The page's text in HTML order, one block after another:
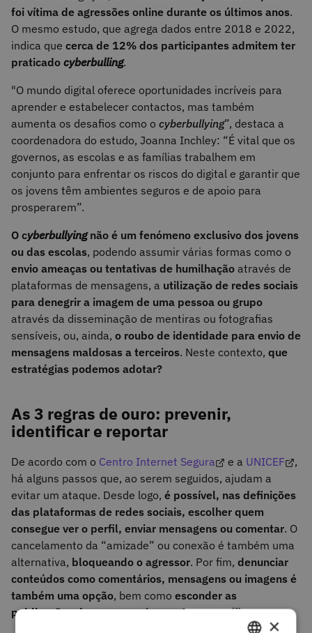
foi vítima de agressões online durante os últimos anos.
O mesmo estudo, que agrega dados entre 2018 e 2022,
indica que cerca de 12% dos participantes admitem ter
praticado cyberbulling.
"O mundo digital oferece oportunidades incríveis para
aprender e estabelecer contactos, mas também
aumenta os desafios como o cyberbullying”, destaca a
coordenadora do estudo, Joanna Inchley: “É vital que os
governos, as escolas e as famílias trabalhem em
conjunto para enfrentar os riscos do digital e garantir que
os jovens têm ambientes seguros e de apoio para
prosperarem”.
O cyberbullyingnão é um fenómeno exclusivo dos jovens
ou das escolas, podendo assumir várias formas como o
envio ameaças ou tentativas de humilhação através de
plataformas de mensagens, a utilização de redes sociais
para denegrir a imagem de uma pessoa ou grupo
através da disseminação de mentiras ou fotografias
sensíveis, ou, ainda, o roubo de identidade para envio de
mensagens maldosas a terceiros. Neste contexto, que
estratégias podemos adotar?
As 3 regras de ouro: prevenir,
identificar e reportar
De acordo com o Centro Internet Segura e a UNICEF
,
há alguns passos que, ao serem seguidos, ajudam a
evitar um ataque. Desde logo, é possível, nas definições
das plataformas de redes sociais, escolher quem
consegue ver o perfil, enviar mensagens ou comentar. O
cancelamento da “amizade” ou conexão é também uma
alternativa, bloqueando o agressor. Por fim, denunciar
conteúdos como comentários, mensagens ou imagens é
também uma opção, bem como esconder as
publicações de pessoas e/ou contas específicas.
×